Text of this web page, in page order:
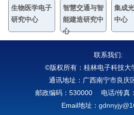
生物医学电子
研究中心
智慧交通与智
能建造研究中
心
集成
中心
联系我们:
©版权所有：桂林电子科技大
通讯地址：广西南宁市良庆
邮政编码：530000 电话/传真
Email地址：